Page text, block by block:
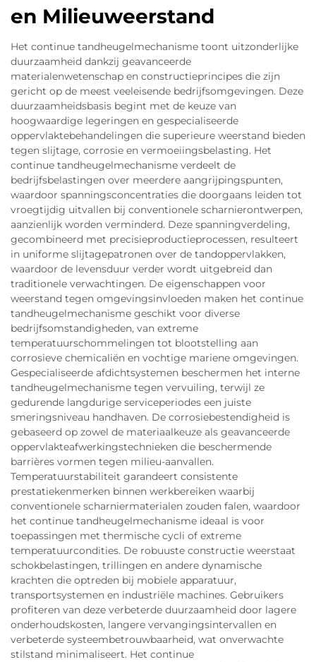
en Milieuweerstand
Het continue tandheugelmechanisme toont uitzonderlijke
duurzaamheid dankzij geavanceerde
materialenwetenschap en constructieprincipes die zijn
gericht op de meest veeleisende bedrijfsomgevingen. Deze
duurzaamheidsbasis begint met de keuze van
hoogwaardige legeringen en gespecialiseerde
oppervlaktebehandelingen die superieure weerstand bieden
tegen slijtage, corrosie en vermoeiingsbelasting. Het
continue tandheugelmechanisme verdeelt de
bedrijfsbelastingen over meerdere aangrijpingspunten,
waardoor spanningsconcentraties die doorgaans leiden tot
vroegtijdig uitvallen bij conventionele scharnierontwerpen,
aanzienlijk worden verminderd. Deze spanningverdeling,
gecombineerd met precisieproductieprocessen, resulteert
in uniforme slijtagepatronen over de tandoppervlakken,
waardoor de levensduur verder wordt uitgebreid dan
traditionele verwachtingen. De eigenschappen voor
weerstand tegen omgevingsinvloeden maken het continue
tandheugelmechanisme geschikt voor diverse
bedrijfsomstandigheden, van extreme
temperatuurschommelingen tot blootstelling aan
corrosieve chemicaliën en vochtige mariene omgevingen.
Gespecialiseerde afdichtsystemen beschermen het interne
tandheugelmechanisme tegen vervuiling, terwijl ze
gedurende langdurige serviceperiodes een juiste
smeringsniveau handhaven. De corrosiebestendigheid is
gebaseerd op zowel de materiaalkeuze als geavanceerde
oppervlakteafwerkingstechnieken die beschermende
barrières vormen tegen milieu-aanvallen.
Temperatuurstabiliteit garandeert consistente
prestatiekenmerken binnen werkbereiken waarbij
conventionele scharniermaterialen zouden falen, waardoor
het continue tandheugelmechanisme ideaal is voor
toepassingen met thermische cycli of extreme
temperatuurcondities. De robuuste constructie weerstaat
schokbelastingen, trillingen en andere dynamische
krachten die optreden bij mobiele apparatuur,
transportsystemen en industriële machines. Gebruikers
profiteren van deze verbeterde duurzaamheid door lagere
onderhoudskosten, langere vervangingsintervallen en
verbeterde systeembetrouwbaarheid, wat onverwachte
stilstand minimaliseert. Het continue